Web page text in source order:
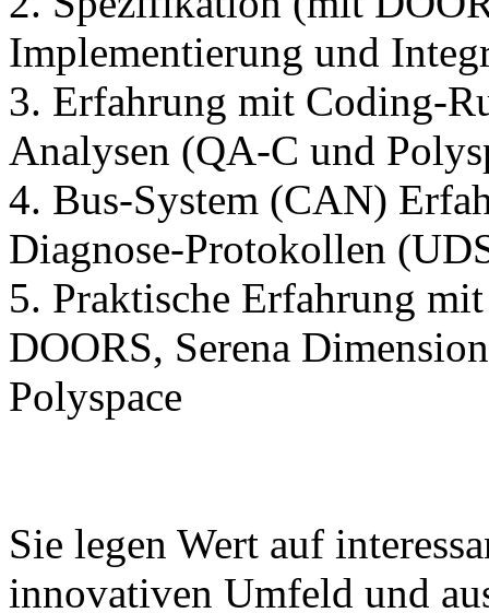
Implementierung und
3. Erfahrung mit Coding-
Analysen (QA-C und
4. Bus-System (CAN)
Diagnose-Protokollen
5. Praktische Erfahrung
DOORS, Serena
Polyspace
Sie legen Wert auf
innovativen Umfeld und